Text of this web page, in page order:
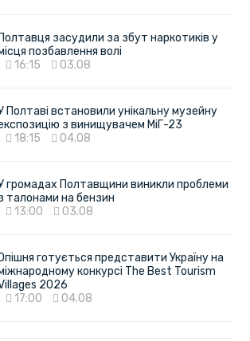
Полтавця засудили за збут наркотиків у
позбавлення волі
16:15
03.08
Полтаві встановили унікальну музейну
з винищувачем МіГ-23
18:15
04.08
громадах Полтавщини виникли проблеми
талонами на бензин
13:00
03.08
готується представити Україну на
конкурсі The Best Tourism
2026
17:00
04.08